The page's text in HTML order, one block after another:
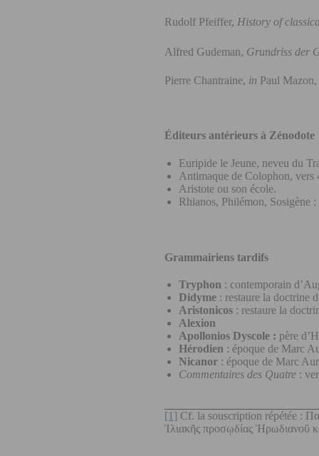
Rudolf Pfeiffer, History of
Alfred Gudeman, Grundriss der
Pierre Chantraine, in Paul Mazon,
Éditeurs antérieurs à Zénodote
Euripide le Jeune, neveu du
Antimaque de Colophon, vers
Aristote ou son école.
Rhianos, Philémon, Sosigène
Grammairiens tardifs
Tryphon : contemporain
Didyme: restaure la doctrine
Aristonicos: restaure la
Alexion
Apollonios Dyscole : père
Hérodien : époque de Marc
Nicanor: époque de Marc
Commentaires des Quatre:
[1] Cf. la souscription répétée :
Ἰλιακῆς προσῳδίας Ἡρωδιανοῦ